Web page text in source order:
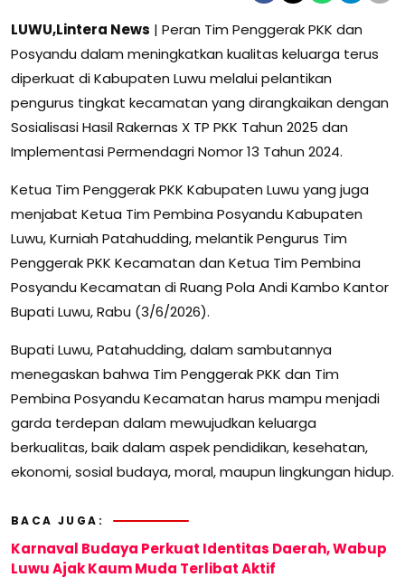
LUWU,Lintera News | Peran Tim Penggerak PKK dan
Posyandu dalam meningkatkan kualitas keluarga terus
diperkuat di Kabupaten Luwu melalui pelantikan
pengurus tingkat kecamatan yang dirangkaikan dengan
Sosialisasi Hasil Rakernas X TP PKK Tahun 2025 dan
Implementasi Permendagri Nomor 13 Tahun 2024.
Ketua Tim Penggerak PKK Kabupaten Luwu yang juga
menjabat Ketua Tim Pembina Posyandu Kabupaten
Luwu, Kurniah Patahudding, melantik Pengurus Tim
Penggerak PKK Kecamatan dan Ketua Tim Pembina
Posyandu Kecamatan di Ruang Pola Andi Kambo Kantor
Bupati Luwu, Rabu (3/6/2026).
Bupati Luwu, Patahudding, dalam sambutannya
menegaskan bahwa Tim Penggerak PKK dan Tim
Pembina Posyandu Kecamatan harus mampu menjadi
garda terdepan dalam mewujudkan keluarga
berkualitas, baik dalam aspek pendidikan, kesehatan,
ekonomi, sosial budaya, moral, maupun lingkungan hidup.
BACA JUGA:
Karnaval Budaya Perkuat Identitas Daerah, Wabup
Luwu Ajak Kaum Muda Terlibat Aktif